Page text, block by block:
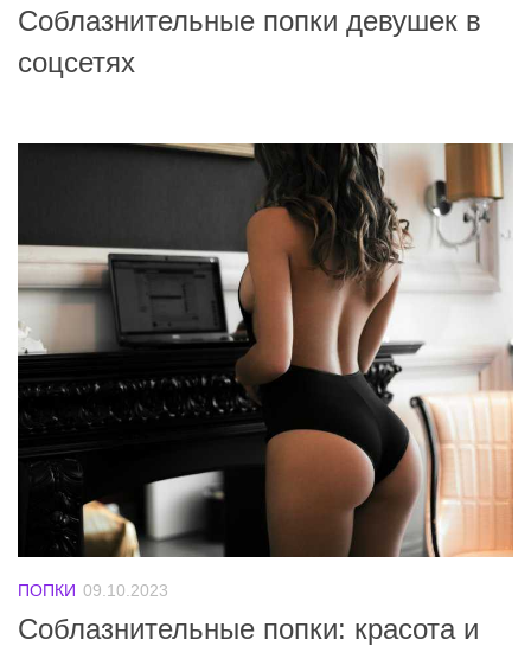
Соблазнительные попки девушек в
соцсетях
ПОПКИ 09.10.2023
Соблазнительные попки: красота и